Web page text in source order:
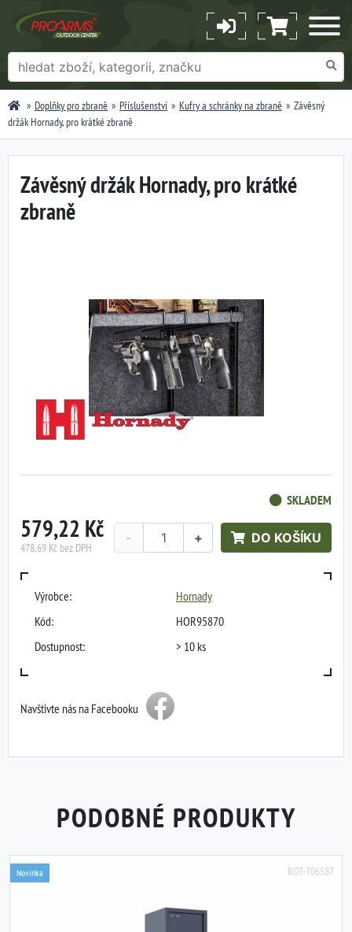
Doplňky pro zbraně Příslušenství Kufry a schránky na zbraně
Závěsný
držák Hornady, pro krátké zbraně
Závěsný držák Hornady, pro krátké
zbraně
SKLADEM
579,22 Kč
478,69 Kč bez DPH
+
- DO KOŠÍKU
Výrobce:
Hornady
Kód:
HOR95870
Dostupnost:
> 10 ks
Navštivte nás na Facebooku
PODOBNÉ PRODUKTY
ROT-T06587
Novinka